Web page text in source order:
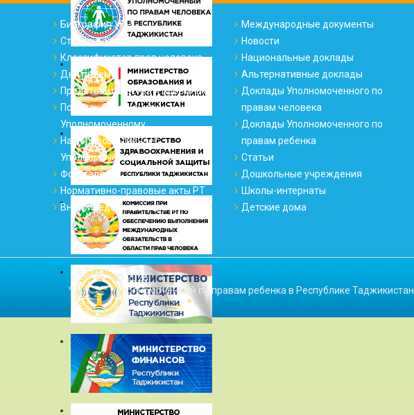
Биография УПР
Структура офиса
Классификатор прав человека
Дни приема
Представительства и приемные
Порядок обращения к
Уполномоченному
На вопросы отвечает
Уполномоченный
Фотогалерея
Нормативно-правовые акты РТ
Внутриведомственные акты
Международные документы
Новости
Национальные доклады
Альтернативные доклады
Доклады Уполномоченного по
правам человека
Доклады Уполномоченного по
правам ребенка
Статьи
Дошкольные учреждения
Школы-интернаты
Детские дома
© 2026
Уполномоченный по правам ребенка в Республике Таджикистан